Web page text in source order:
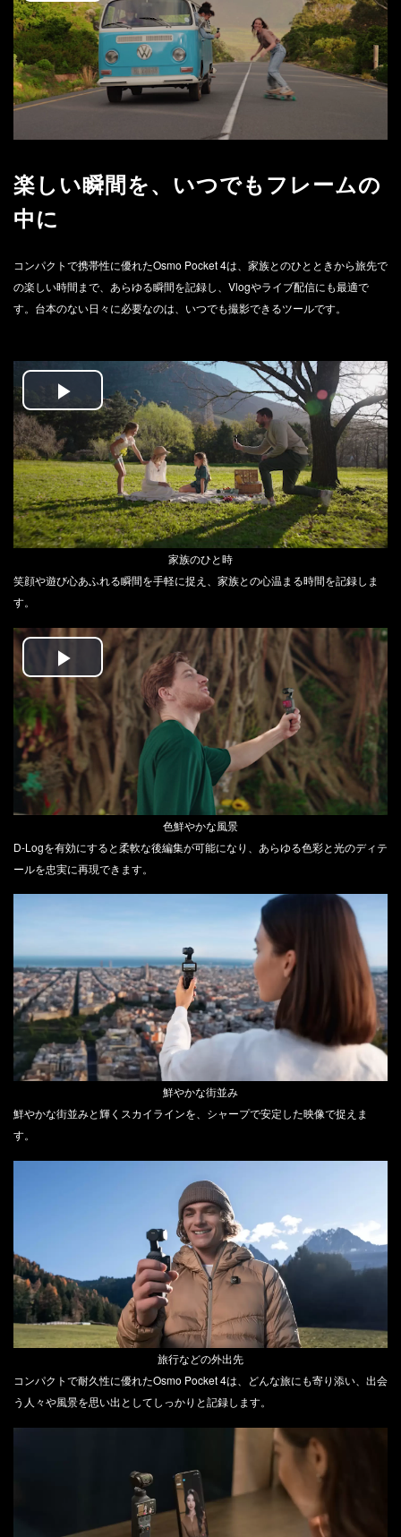
Video
楽しい瞬間を、いつでもフレームの
中に
コンパクトで携帯性に優れたOsmo Pocket 4は、家族とのひとときから旅先で
の楽しい時間まで、あらゆる瞬間を記録し、Vlogやライブ配信にも最適で
す。台本のない日々に必要なのは、いつでも撮影できるツールです。
Play
Video
家族のひと時
笑顔や遊び心あふれる瞬間を手軽に捉え、家族との心温まる時間を記録しま
す。
Play
Video
色鮮やかな風景
D-Logを有効にすると柔軟な後編集が可能になり、あらゆる色彩と光のディテ
ールを忠実に再現できます。
鮮やかな街並み
鮮やかな街並みと輝くスカイラインを、シャープで安定した映像で捉えま
す。
旅行などの外出先
コンパクトで耐久性に優れたOsmo Pocket 4は、どんな旅にも寄り添い、出会
う人々や風景を思い出としてしっかりと記録します。